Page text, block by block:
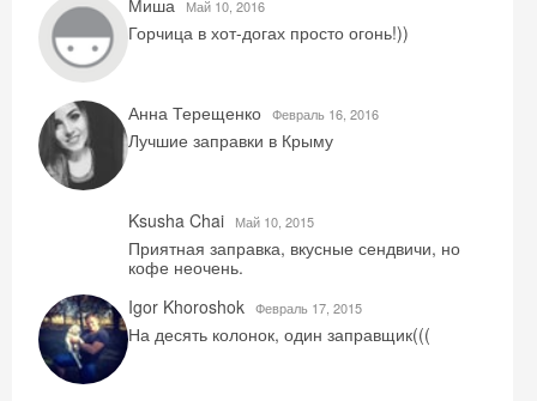
Миша Май 10, 2016
Горчица в хот-догах просто огонь!))
Анна Терещенко Февраль 16, 2016
Лучшие заправки в Крыму
Ksusha Chai Май 10, 2015
Приятная заправка, вкусные сендвичи, но
кофе неочень.
Igor Khoroshok Февраль 17, 2015
На десять колонок, один заправщик(((
Скидка −5%
Хочешь дешевле? Оставь почту и получи
промокод на первое бронирование!